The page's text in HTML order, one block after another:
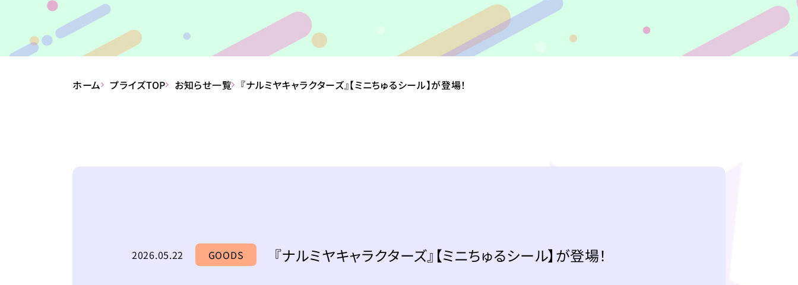
キャラクター
ホーム プライズTOP お知らせ一覧 『ナルミヤキャラクターズ』【ミニちゅるシール】が登場！
2026.05.22 GOODS 『ナルミヤキャラクターズ』【ミニちゅるシール】が登場！